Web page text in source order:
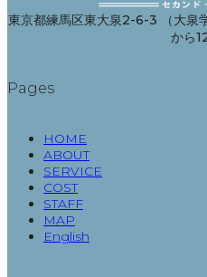
東京都練馬区東大泉2-6-3 （大泉
から
Pages
HOME
ABOUT
SERVICE
COST
STAFF
MAP
English